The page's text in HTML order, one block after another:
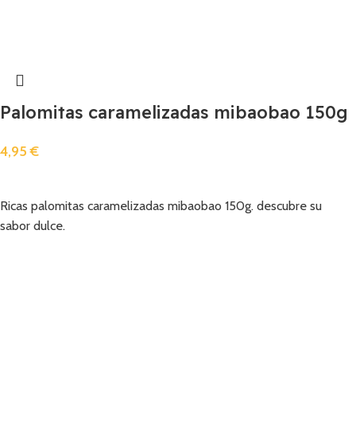
Palomitas caramelizadas mibaobao 150g
4,95€
Ricas palomitas caramelizadas mibaobao 150g. descubre su
sabor dulce.